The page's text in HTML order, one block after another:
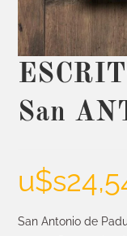
San
u$s
San Antonio de